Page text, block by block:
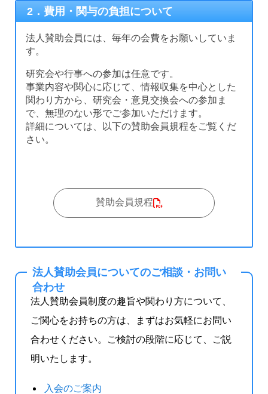
2．費用・関与の負担について
法人賛助会員には、毎年の会費をお願いしていま
す。
研究会や行事への参加は任意です。
事業内容や関心に応じて、情報収集を中心とした
関わり方から、研究会・意見交換会への参加ま
で、無理のない形でご参加いただけます。
詳細については、以下の賛助会員規程をご覧くだ
さい。
賛助会員規程
法人賛助会員についてのご相談・お問い
合わせ
法人賛助会員制度の趣旨や関わり方について、
ご関心をお持ちの方は、まずはお気軽にお問い
合わせください。ご検討の段階に応じて、ご説
明いたします。
入会のご案内